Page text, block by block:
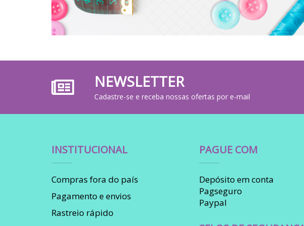
NEWSLETTER
Cadastre-se e receba nossas ofertas por e-mail
INSTITUCIONAL
Compras fora do país
Pagamento e envios
Rastreio rápido
PAGUE COM
Depósito em conta
Pagseguro
Paypal